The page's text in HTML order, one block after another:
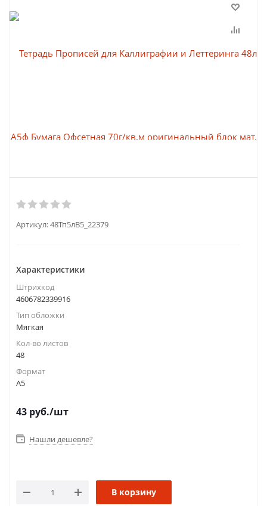
Артикул:48Тп5лВ5_22379
Характеристики
Штрихкод
4606782339916
Тип обложки
Мягкая
Кол-во листов
48
Формат
A5
43 руб./шт
Нашли дешевле?
В корзину